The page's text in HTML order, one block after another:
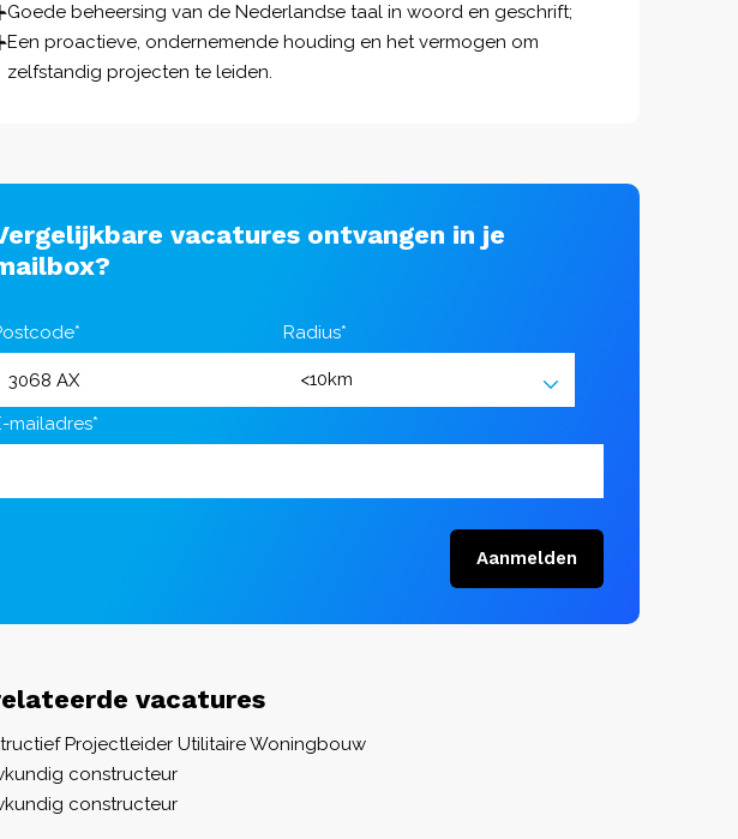
Goede beheersing van de Nederlandse taal in woord en geschrift;
Een proactieve, ondernemende houding en het vermogen om
zelfstandig projecten te leiden.
vacatures ontvangen in je
Radius*
mailadres*
Aanmelden
vacatures
Projectleider Utilitaire Woningbouw
constructeur
constructeur